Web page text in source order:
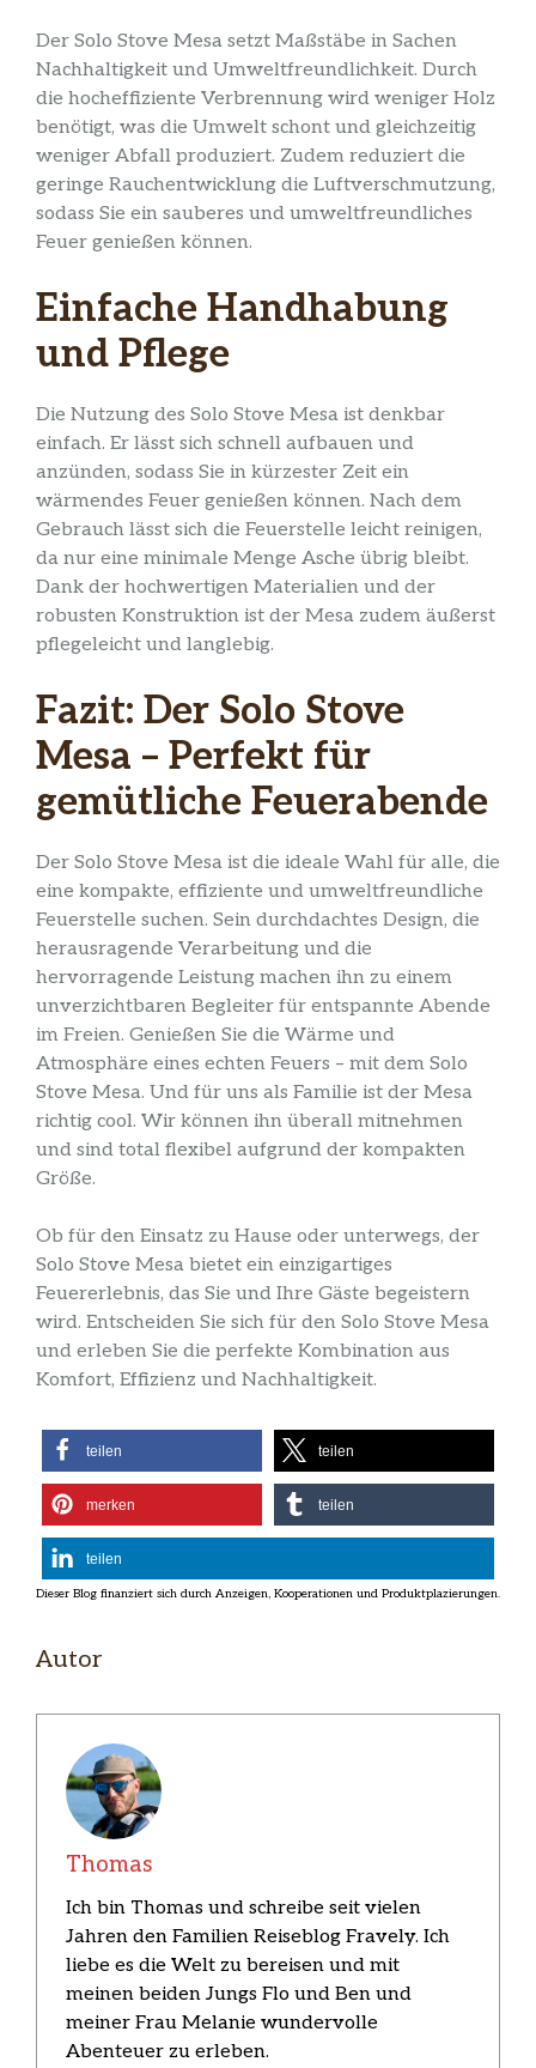
Der Solo Stove Mesa setzt Maßstäbe in Sachen
Nachhaltigkeit und Umweltfreundlichkeit. Durch
die hocheffiziente Verbrennung wird weniger Holz
benötigt, was die Umwelt schont und gleichzeitig
weniger Abfall produziert. Zudem reduziert die
geringe Rauchentwicklung die Luftverschmutzung,
sodass Sie ein sauberes und umweltfreundliches
Feuer genießen können.
Einfache Handhabung
und Pflege
Die Nutzung des Solo Stove Mesa ist denkbar
einfach. Er lässt sich schnell aufbauen und
anzünden, sodass Sie in kürzester Zeit ein
wärmendes Feuer genießen können. Nach dem
Gebrauch lässt sich die Feuerstelle leicht reinigen,
da nur eine minimale Menge Asche übrig bleibt.
Dank der hochwertigen Materialien und der
robusten Konstruktion ist der Mesa zudem äußerst
pflegeleicht und langlebig.
Fazit: Der Solo Stove
Mesa – Perfekt für
gemütliche Feuerabende
Der Solo Stove Mesa ist die ideale Wahl für alle, die
eine kompakte, effiziente und umweltfreundliche
Feuerstelle suchen. Sein durchdachtes Design, die
herausragende Verarbeitung und die
hervorragende Leistung machen ihn zu einem
unverzichtbaren Begleiter für entspannte Abende
im Freien. Genießen Sie die Wärme und
Atmosphäre eines echten Feuers – mit dem Solo
Stove Mesa. Und für uns als Familie ist der Mesa
richtig cool. Wir können ihn überall mitnehmen
und sind total flexibel aufgrund der kompakten
Größe.
Ob für den Einsatz zu Hause oder unterwegs, der
Solo Stove Mesa bietet ein einzigartiges
Feuererlebnis, das Sie und Ihre Gäste begeistern
wird. Entscheiden Sie sich für den Solo Stove Mesa
und erleben Sie die perfekte Kombination aus
Komfort, Effizienz und Nachhaltigkeit.
teilen teilen
merken teilen
teilen
Autor
Thomas
Ich bin Thomas und schreibe seit vielen
Jahren den Familien Reiseblog Fravely. Ich
liebe es die Welt zu bereisen und mit
meinen beiden Jungs Flo und Ben und
meiner Frau Melanie wundervolle
Abenteuer zu erleben.